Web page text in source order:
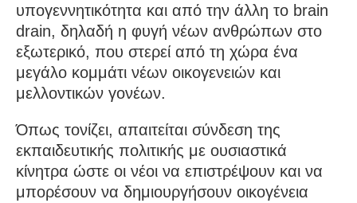
υπογεννητικότητα και από την άλλη το brain
drain, δηλαδή η φυγή νέων ανθρώπων στο
εξωτερικό, που στερεί από τη χώρα ένα
μεγάλο κομμάτι νέων οικογενειών και
μελλοντικών γονέων.
Όπως τονίζει, απαιτείται σύνδεση της
εκπαιδευτικής πολιτικής με ουσιαστικά
κίνητρα ώστε οι νέοι να επιστρέψουν και να
μπορέσουν να δημιουργήσουν οικογένεια